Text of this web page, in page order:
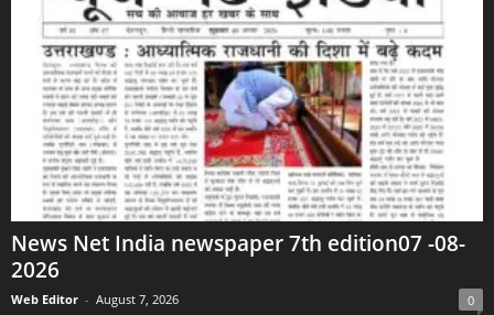
News Net India newspaper 7th edition07 -08-
2026
Web Editor - August 7, 2026 0